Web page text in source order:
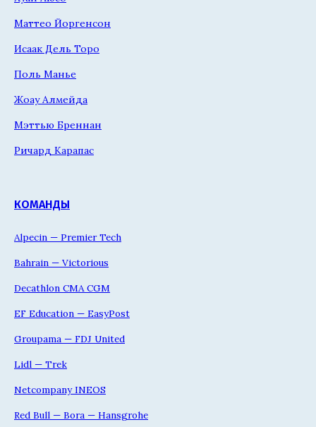
Маттео Йоргенсон
Исаак Дель Торо
Поль Манье
Жоау Алмейда
Мэттью Бреннан
Ричард Карапас
КОМАНДЫ
Alpecin — Premier Tech
Bahrain — Victorious
Decathlon CMA CGM
EF Education — EasyPost
Groupama — FDJ United
Lidl — Trek
Netcompany INEOS
Red Bull — Bora — Hansgrohe